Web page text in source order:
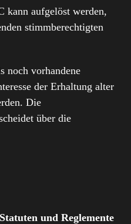
kann aufgelöst werden,
stimmberechtigten
noch vorhandene
der Erhaltung alter
Die
über die
und Reglemente